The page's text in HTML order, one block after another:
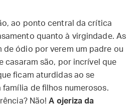
ao ponto central da crítica
quanto à virgindade. As
de ódio por verem um padre ou
casaram são, por incrível que
ficam aturdidas ao se
de filhos numerosos.
Não!A ojeriza da